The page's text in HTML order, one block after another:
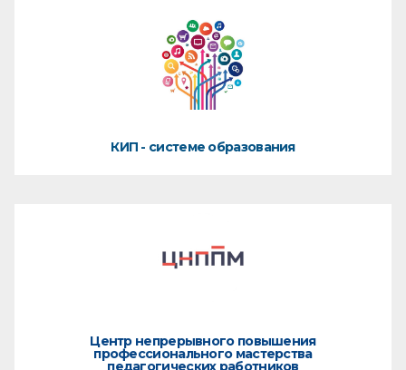
КИП - системе образования
Центр непрерывного повышения
профессионального мастерства
педагогических работников